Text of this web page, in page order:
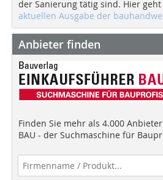
der Sanierung tätig sind. Hier
aktuellen Ausgabe der
Anbieter finden
Finden Sie mehr als 4.000 Anbieter
BAU - der Suchmaschine für